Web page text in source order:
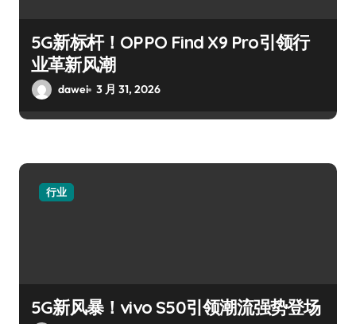
5G新标杆！OPPO Find X9 Pro引领行
业革新风潮
dawei 3 月 31, 2026
行业
5G新风暴！vivo S50引领潮流强势登场